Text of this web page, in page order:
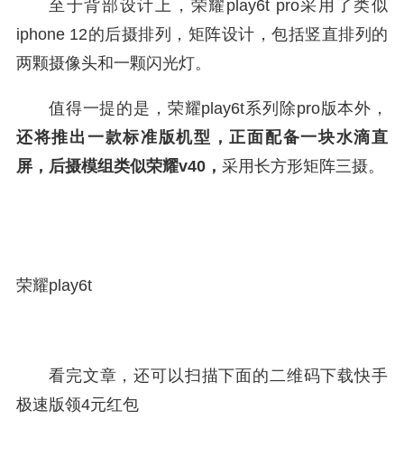
至于背部设计上，荣耀play6t pro采用了类似
iphone 12的后摄排列，矩阵设计，包括竖直排列的
两颗摄像头和一颗闪光灯。
值得一提的是，荣耀play6t系列除pro版本外，
还将推出一款标准版机型，正面配备一块水滴直
屏，后摄模组类似荣耀v40， 采用长方形矩阵三摄。
荣耀play6t
看完文章，还可以扫描下面的二维码下载快手
极速版领4元红包